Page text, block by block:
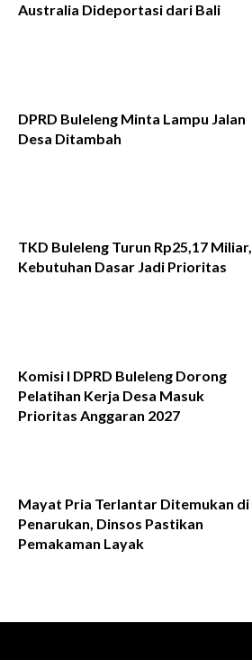
Australia Dideportasi dari Bali
DPRD Buleleng Minta Lampu Jalan
Desa Ditambah
TKD Buleleng Turun Rp25,17 Miliar,
Kebutuhan Dasar Jadi Prioritas
Komisi I DPRD Buleleng Dorong
Pelatihan Kerja Desa Masuk
Prioritas Anggaran 2027
Mayat Pria Terlantar Ditemukan di
Penarukan, Dinsos Pastikan
Pemakaman Layak